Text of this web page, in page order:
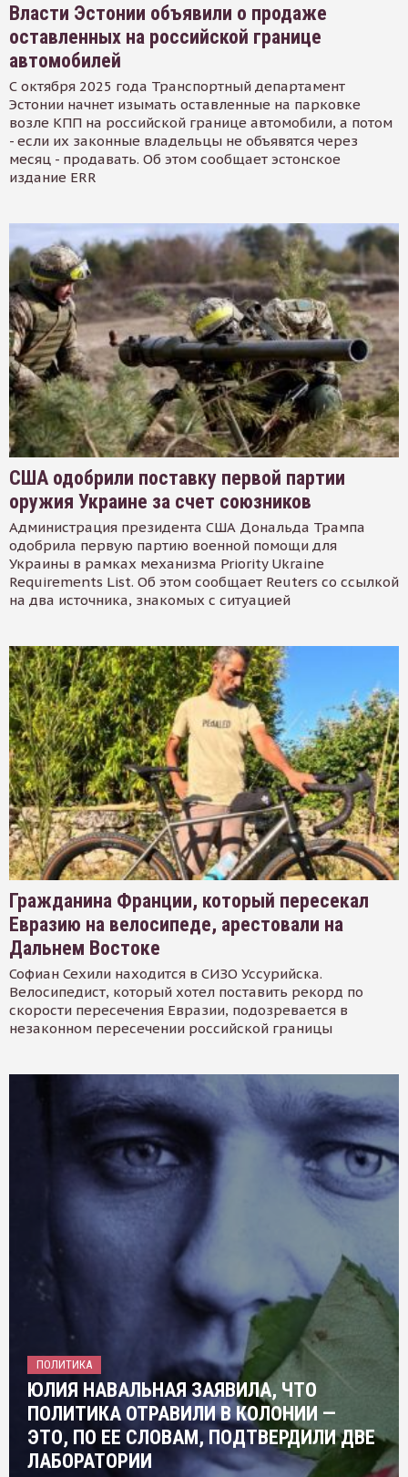
Власти Эстонии объявили о продаже
оставленных на российской границе
автомобилей
С октября 2025 года Транспортный департамент
Эстонии начнет изымать оставленные на парковке
возле КПП на российской границе автомобили, а потом
- если их законные владельцы не объявятся через
месяц - продавать. Об этом сообщает эстонское
издание ERR
США одобрили поставку первой партии
оружия Украине за счет союзников
Администрация президента США Дональда Трампа
одобрила первую партию военной помощи для
Украины в рамках механизма Priority Ukraine
Requirements List. Об этом сообщает Reuters со ссылкой
на два источника, знакомых с ситуацией
Гражданина Франции, который пересекал
Евразию на велосипеде, арестовали на
Дальнем Востоке
Софиан Сехили находится в СИЗО Уссурийска.
Велосипедист, который хотел поставить рекорд по
скорости пересечения Евразии, подозревается в
незаконном пересечении российской границы
ПОЛИТИКА
ЮЛИЯ НАВАЛЬНАЯ ЗАЯВИЛА, ЧТО
ПОЛИТИКА ОТРАВИЛИ В КОЛОНИИ —
ЭТО, ПО ЕЕ СЛОВАМ, ПОДТВЕРДИЛИ ДВЕ
ЛАБОРАТОРИИ